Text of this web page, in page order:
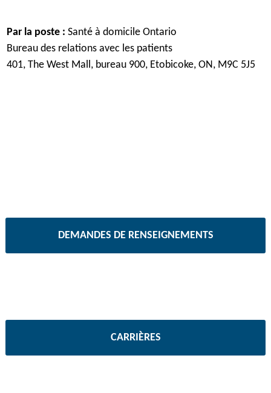
Par la poste : Santé à domicile Ontario
Bureau des relations avec les patients
401, The West Mall, bureau 900, Etobicoke, ON, M9C 5J5
DEMANDES DE RENSEIGNEMENTS
CARRIÈRES